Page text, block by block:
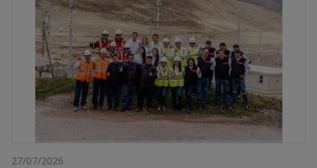
27/07/2026